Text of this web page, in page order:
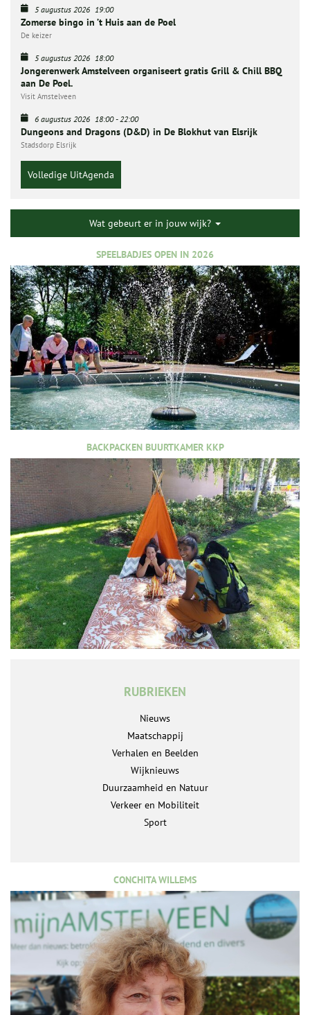
5 augustus 2026 19:00
Zomerse bingo in ’t Huis aan de Poel
De keizer
5 augustus 2026 18:00
Jongerenwerk Amstelveen organiseert gratis Grill & Chill BBQ
aan De Poel.
Visit Amstelveen
6 augustus 2026 18:00- 22:00
Dungeons and Dragons (D&D) in De Blokhut van Elsrijk
Stadsdorp Elsrijk
Volledige UitAgenda
Wat gebeurt er in jouw wijk?
SPEELBADJES OPEN IN 2026
BACKPACKEN BUURTKAMER KKP
RUBRIEKEN
Nieuws
Maatschappij
Verhalen en Beelden
Wijknieuws
Duurzaamheid en Natuur
Verkeer en Mobiliteit
Sport
CONCHITA WILLEMS